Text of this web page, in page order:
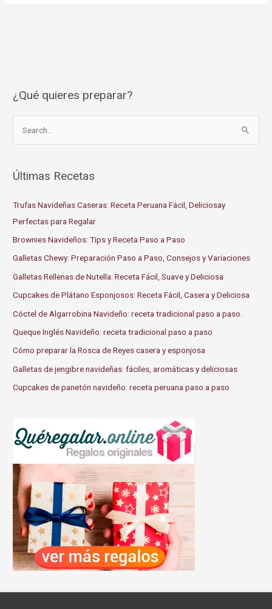
¿Qué quieres preparar?
r
h
f
o
r
Últimas Recetas
Trufas Navideñas Caseras: Receta Peruana Fácil, Deliciosay
Perfectas para Regalar
Brownies Navideños: Tips y Receta Paso a Paso
Galletas Chewy: Preparación Paso a Paso, Consejos y Variaciones
Galletas Rellenas de Nutella: Receta Fácil, Suave y Deliciosa
Cupcakes de Plátano Esponjosos: Receta Fácil, Casera y Deliciosa
Cóctel de Algarrobina Navideño: receta tradicional paso a paso.
Queque Inglés Navideño: receta tradicional paso a paso
Cómo preparar la Rosca de Reyes casera y esponjosa
Galletas de jengibre navideñas: fáciles, aromáticas y deliciosas
Cupcakes de panetón navideño: receta peruana paso a paso